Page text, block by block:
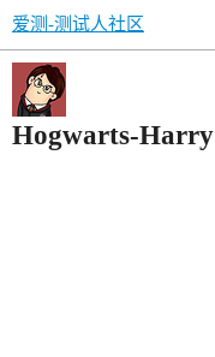
爱测-测试人社区
Hogwarts-Harry